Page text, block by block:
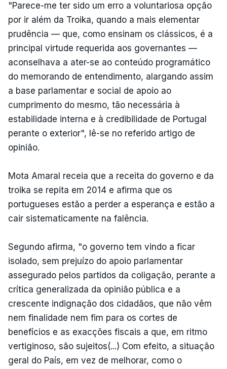
"Parece-me ter sido um erro a voluntariosa opção
por ir além da Troika, quando a mais elementar
prudência — que, como ensinam os clássicos, é a
principal virtude requerida aos governantes —
aconselhava a ater-se ao conteúdo programático
do memorando de entendimento, alargando assim
a base parlamentar e social de apoio ao
cumprimento do mesmo, tão necessária à
estabilidade interna e à credibilidade de Portugal
perante o exterior", lê-se no referido artigo de
opinião.
Mota Amaral receia que a receita do governo e da
troika se repita em 2014 e afirma que os
portugueses estão a perder a esperança e estão a
cair sistematicamente na falência.
Segundo afirma, "o governo tem vindo a ficar
isolado, sem prejuízo do apoio parlamentar
assegurado pelos partidos da coligação, perante a
crítica generalizada da opinião pública e a
crescente indignação dos cidadãos, que não vêm
nem finalidade nem fim para os cortes de
benefícios e as exacções fiscais a que, em ritmo
vertiginoso, são sujeitos(...) Com efeito, a situação
geral do País, em vez de melhorar, como o